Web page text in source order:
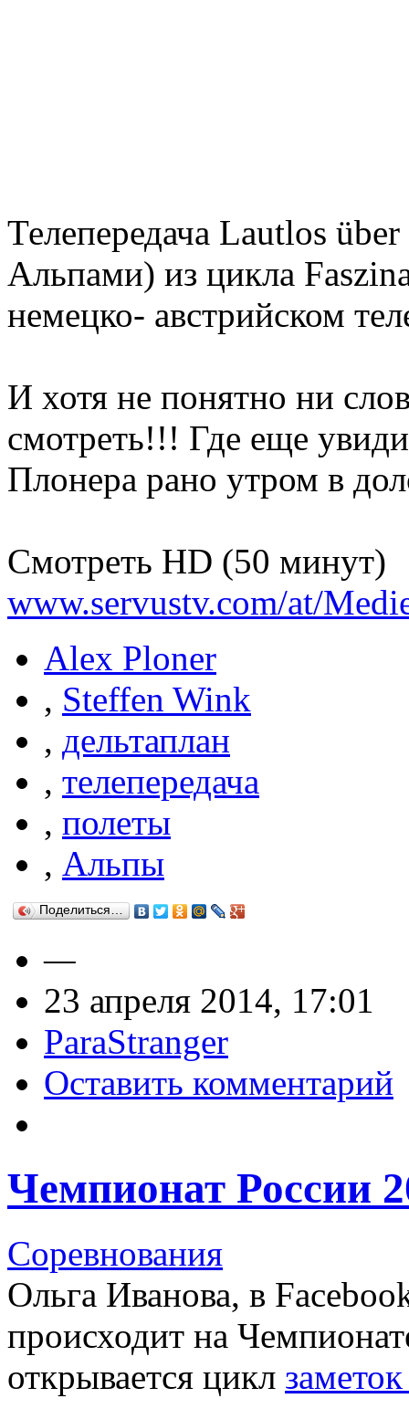
Телепередача Lautlos
Альпами) из цикла
немецко- австрийском
И хотя не понятно ни
смотреть!!! Где еще
Плонера рано утром в
Смотреть HD (50 минут)
www.servustv.com/at/
Alex Ploner
, Steffen Wink
, дельтаплан
, телепередача
, полеты
, Альпы
Поделиться…
—
23 апреля 2014, 17:01
ParaStranger
Оставить комментарий
Чемпионат России
Соревнования
Ольга Иванова, в
происходит на
открывается цикл